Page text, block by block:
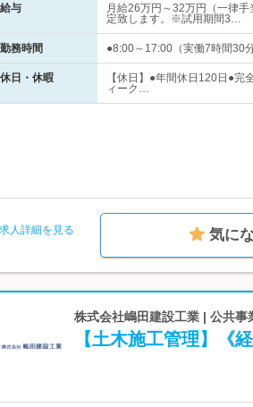
給与
月給26万円～32万円（一律
定致します。※試用期間3…
勤務時間 ●8:00～17:00（実働7時間
休日・休暇
【休日】●年間休日120日●
ィーク…
求人詳細を見る 気に
株式会社嶋田建設工業 | 公共
【土木施工管理】《